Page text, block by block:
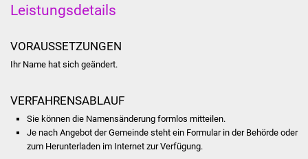
Projekte
Schulentwicklung Bizet
Leistungsdetails
VORAUSSETZUNGEN
Ihr Name hat sich geändert.
VERFAHRENSABLAUF
Sie können die Namensänderung formlos mitteilen.
Je nach Angebot der Gemeinde steht ein Formular in der Behörde oder
zum Herunterladen im Internet zur Verfügung.